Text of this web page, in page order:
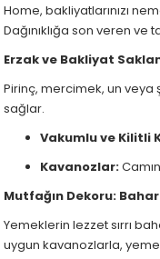
Home, bakliyatlarınızı
Dağınıklığa son veren
Erzak ve Bakliyat
Pirinç, mercimek, un veya
sağlar.
Vakumlu ve Kilitli
Kavanozlar:
Mutfağın Dekoru:
Yemeklerin lezzet sırrı
uygun kavanozlarla,